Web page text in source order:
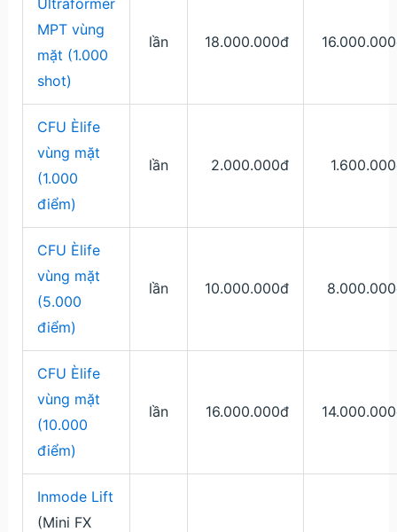
MPT vùng
mặt (1.000
shot)
lần 18.000.000đ
CFU Èlife
vùng mặt
(1.000
điểm)
lần 2.000.000đ
CFU Èlife
vùng mặt
(5.000
điểm)
lần 10.000.000đ
CFU Èlife
vùng mặt
(10.000
điểm)
lần 16.000.000đ
Inmode Lift
(Mini FX